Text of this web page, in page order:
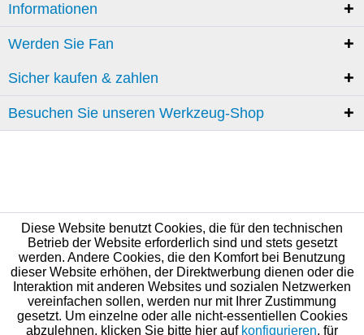
Informationen
Werden Sie Fan
Sicher kaufen & zahlen
Besuchen Sie unseren Werkzeug-Shop
Diese Website benutzt Cookies, die für den technischen
Betrieb der Website erforderlich sind und stets gesetzt
werden. Andere Cookies, die den Komfort bei Benutzung
dieser Website erhöhen, der Direktwerbung dienen oder die
Interaktion mit anderen Websites und sozialen Netzwerken
vereinfachen sollen, werden nur mit Ihrer Zustimmung
gesetzt. Um einzelne oder alle nicht-essentiellen Cookies
abzulehnen, klicken Sie bitte hier auf konfigurieren, für